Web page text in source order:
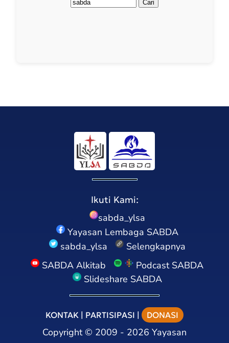
Ikuti Kami:
sabda_ylsa
Yayasan Lembaga SABDA
sabda_ylsa
Selengkapnya
SABDA Alkitab
Podcast SABDA
Slideshare SABDA
KONTAK | PARTISIPASI | DONASI
Copyright© 2009 - 2026 Yayasan